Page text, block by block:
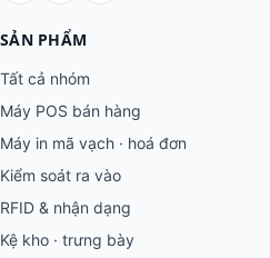
SẢN PHẨM
Tất cả nhóm
Máy POS bán hàng
Máy in mã vạch · hoá đơn
Kiểm soát ra vào
RFID & nhận dạng
Kệ kho · trưng bày